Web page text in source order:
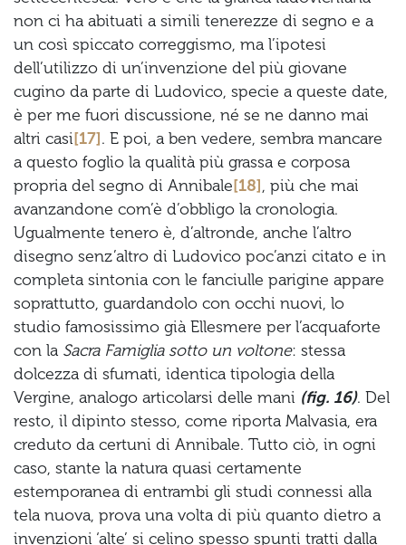
non ci ha abituati a simili tenerezze di segno e a
un così spiccato correggismo, ma l’ipotesi
dell’utilizzo di un’invenzione del più giovane
cugino da parte di Ludovico, specie a queste date,
è per me fuori discussione, né se ne danno mai
altri casi[17]. E poi, a ben vedere, sembra mancare
a questo foglio la qualità più grassa e corposa
propria del segno di Annibale[18], più che mai
avanzandone com’è d’obbligo la cronologia.
Ugualmente tenero è, d’altronde, anche l’altro
disegno senz’altro di Ludovico poc’anzi citato e in
completa sintonia con le fanciulle parigine appare
soprattutto, guardandolo con occhi nuovi, lo
studio famosissimo già Ellesmere per l’acquaforte
con la Sacra Famiglia sotto un voltone: stessa
dolcezza di sfumati, identica tipologia della
Vergine, analogo articolarsi delle mani (fig. 16). Del
resto, il dipinto stesso, come riporta Malvasia, era
creduto da certuni di Annibale. Tutto ciò, in ogni
caso, stante la natura quasi certamente
estemporanea di entrambi gli studi connessi alla
tela nuova, prova una volta di più quanto dietro a
invenzioni ‘alte’ si celino spesso spunti tratti dalla